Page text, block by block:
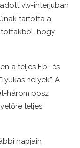
vlv-interjúban
tartotta a
hogy
a teljes Eb- és
helyek”. A
három posz
teljes
napjain